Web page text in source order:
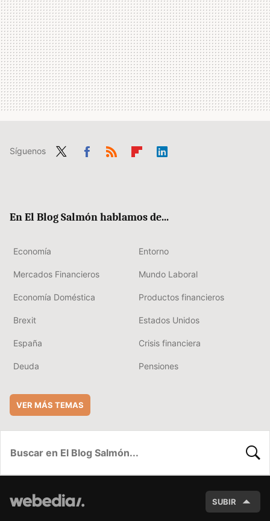
Síguenos
En El Blog Salmón hablamos de...
Economía Entorno
Mercados Financieros Mundo Laboral
Economía Doméstica Productos financieros
Brexit Estados Unidos
España Crisis financiera
Deuda Pensiones
VER MÁS TEMAS
SUBIR